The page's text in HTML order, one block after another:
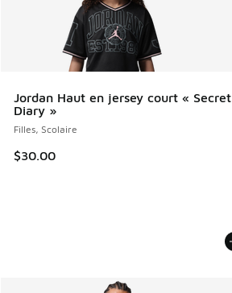
Jordan Haut en jersey court « Secret
Diary »
Filles, Scolaire
$30.00